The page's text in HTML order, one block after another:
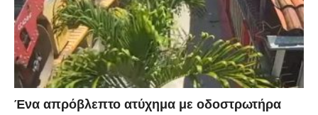
Ένα απρόβλεπτο ατύχημα με οδοστρωτήρα